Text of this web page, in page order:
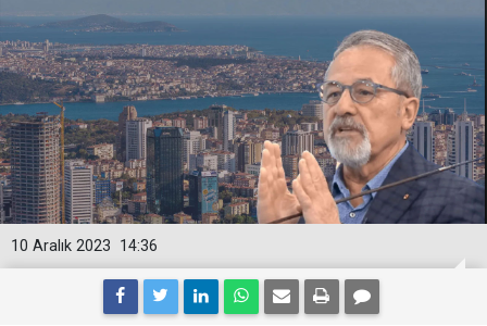
14:36
10 Aralık 2023